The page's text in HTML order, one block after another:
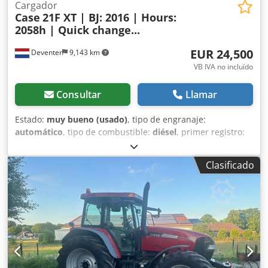
Deventer 9,143 km
Cargador
Case 21F XT | BJ: 2016 | Hours:
2058h | Quick change...
EUR 24,500
VB IVA no incluído
Consultar Llamar
Estado: muy bueno (usado), tipo de engranaje:
automático, tipo de combustible: diésel, primer registro:
, Año de fabricación:2016
funcionamiento:2,058 h, Equipamiento:cabina, =
Opciones y accesorios adicionales = - Cabina cerrada -
Radio/reproductor de CD = Notas = Pala cargadora CASE
21F XT, fabricada en 2016, con solo 2.058 horas de
funcionamiento. Esta pala cargadora compacta y potente
es de origen alemán y se encuentra en excelentes
condiciones, bien mantenida. La máquina está lista para
su uso inmediato y es ideal para trabajos de excavación,
agricultura, reciclaje, trabajos de pavimentación y en
Clasificado